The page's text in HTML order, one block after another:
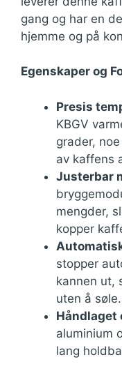
gang og har en
hjemme og på
Egenskaper og
Presis
KBGV
grader,
av kaffens
Justerbar
mengder,
kopper
stopper
kannen ut,
uten å søle.
Håndlaget
aluminium
lang